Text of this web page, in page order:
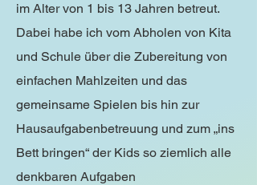
im Alter von 1 bis 13 Jahren betreut.
Dabei habe ich vom Abholen von Kita
und Schule über die Zubereitung von
einfachen Mahlzeiten und das
gemeinsame Spielen bis hin zur
Hausaufgabenbetreuung und zum „ins
Bett bringen“ der Kids so ziemlich alle
denkbaren Aufgaben